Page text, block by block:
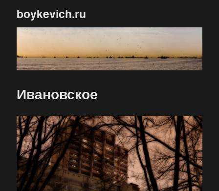
boykevich.ru
Ивановское